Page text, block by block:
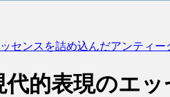
センスを詰め込んだアンティー
代的表現のエ